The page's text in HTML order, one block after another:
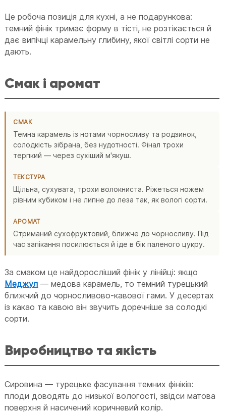
Це робоча позиція для кухні, а не подарункова:
темний фінік тримає форму в тісті, не розтікається й
дає випічці карамельну глибину, якої світлі сорти не
дають.
Смак і аромат
СМАК
Темна карамель із нотами чорносливу та родзинок,
солодкість зібрана, без нудотності. Фінал трохи
терпкий — через сухіший м'якуш.
ТЕКСТУРА
Щільна, сухувата, трохи волокниста. Ріжеться ножем
рівним кубиком і не липне до леза так, як вологі сорти.
АРОМАТ
Стриманий сухофруктовий, ближче до чорносливу. Під
час запікання посилюється й іде в бік паленого цукру.
За смаком це найдоросліший фінік у лінійці: якщо
Меджул — медова карамель, то темний турецький
ближчий до чорносливово-кавової гами. У десертах
із какао та кавою він звучить доречніше за солодкі
сорти.
Виробництво та якість
Сировина — турецьке фасування темних фініків:
плоди доводять до низької вологості, звідси матова
поверхня й насичений коричневий колір.